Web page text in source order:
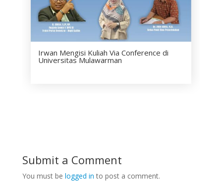
Irwan Mengisi Kuliah Via Conference di
Universitas Mulawarman
Submit a Comment
You must be logged in to post a comment.